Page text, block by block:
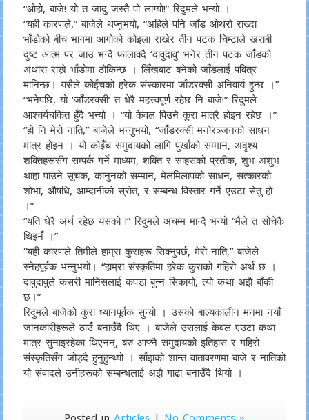
“ओहो, बाजे! यो त जादु जस्तै पो लाग्यो!” रिदुमले भन्यो ।
“यही कारणले,” बाजेले थप्नुभयो, “अहिले पनि जाँड ओथरो राख्दा
भाँडोको बीच भागमा आगोको कोइला राखेर तीन पटक चिम्टाले खराबी
दुष्ट आत्म पर जाउ भन्दै फालाक्दै ‘दावुदावु’ भनेर तीन पटक जाँडको
अथारा राख्ने भाँडोमा ठोकिन्छ । लिँखबाट बनेको जाँडलाई पवित्र
मानिन्छ। यसैले कोइँचको हरेक संस्कारमा जाँडरक्सी अनिवार्य हुन्छ ।”
“भनेपछि, यो ‘जाँडरक्सी’ त धेरै महत्त्वपूर्ण रहेछ नि बाजे!” रिदुमले
आश्चर्यचकित हुँदै भन्यो । “यो केवल पिउने कुरा मात्रै होइन रहेछ ।”
“हो नि मेरो नाति,” बाजेले भन्नुभयो, “जाँडरक्सी मनोरञ्जनको साधन
मात्र होइन । यो कोइँच समुदायको लागि पुर्खाको सम्मान, अदृश्य
शक्तिहरूसँग सम्पर्क गर्ने माध्यम, शक्ति र साहसको प्रतीक, शुभ-अशुभ
थाहा पाउने सूचक, कानुनको सम्मान, मेलमिलापको साधन, सत्कारको
शोभा, औषधि, आम्दानीको स्रोत, र सम्बन्ध विस्तार गर्ने एउटा सेतु हो
।”
“यति धेरै अर्थ रहेछ यसको !” रिदुमले अचम्म मान्दै भन्यो “मैले त सोचेकै
थिइनँ ।”
“यही कारणले तिमीले हाम्रा कुराहरू सिक्नुपर्छ, मेरो नाति,” बाजेले
स्नेहपूर्वक भन्नुभयो। “हाम्रा संस्कृतिमा हरेक कुराको गहिरो अर्थ छ ।
दावुदावुले कसरी मानिसलाई कपडा बुन्न सिकायो, त्यो कथा अझै बाँकी
छ।”
रिदुमले बाजेको कुरा ध्यानपूर्वक सुन्यो । उसको बाल्यकालीन मनमा नयाँ
जानकारीहरूले ठाउँ बनाउँदै थिए । बाजेले उसलाई केवल एउटा कथा
मात्र सुनाइरहेका थिएनन्, बरु आफ्नै समुदायको इतिहास र गहिरो
संस्कृतिसँग जोड्दै हुनुहुन्थ्यो । साँझको शान्त वातावरणमा बाजे र नातिको
यो संवादले उनीहरूको सम्बन्धलाई अझै गाढा बनाउँदै थियो ।
Posted in Articles | No Comments »